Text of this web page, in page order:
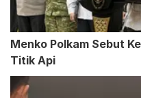
Menko Polkam Sebut
Titik Api